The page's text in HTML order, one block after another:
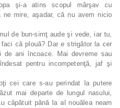
şi-a atins scopul mârşav cu
ne mire, aşadar, că nu avem nicio
de bun-simţ aude şi vede, iar tu,
că plouă? Dar e strigător la cer
ani încoace. Mai devreme sau
pentru incompetenţă, jaf şi
cei care s-au perindat la putere
mai departe de lungul nasului,
căpătuit pănă la al nouălea neam